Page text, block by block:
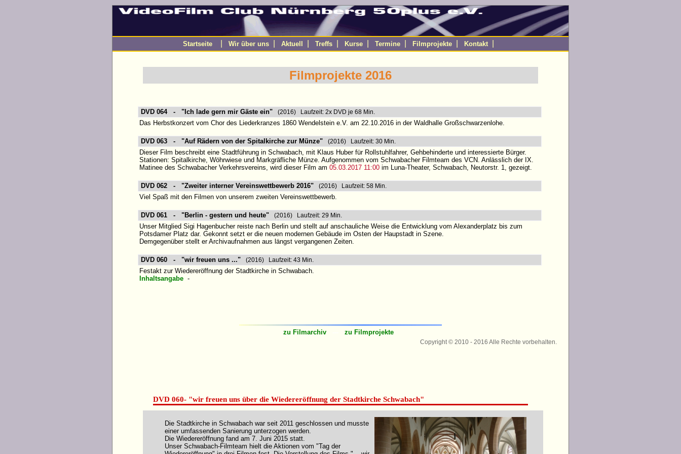
Startseite Wir über uns Aktuell Treffs Kurse Termine Filmprojekte Kontakt
Filmprojekte 2016
DVD 064 - "Ich lade gern mir Gäste ein" (2016) Laufzeit: 2x DVD je 68 Min.
Das Herbstkonzert vom Chor des Liederkranzes 1860 Wendelstein e.V. am 22.10.2016 in der Waldhalle Großschwarzenlohe.
DVD 063 - "Auf Rädern von der Spitalkirche zur Münze" (2016) Laufzeit: 30 Min.
Dieser Film beschreibt eine Stadtführung in Schwabach, mit Klaus Huber für Rollstuhlfahrer, Gehbehinderte und interessierte Bürger.
Stationen: Spitalkirche, Wöhrwiese und Markgräfliche Münze. Aufgenommen vom Schwabacher Filmteam des VCN. Anlässlich der IX.
Matinee des Schwabacher Verkehrsvereins, wird dieser Film am 05.03.2017 11:00 im Luna-Theater, Schwabach, Neutorstr. 1, gezeigt.
DVD 062 - "Zweiter interner Vereinswettbewerb 2016" (2016) Laufzeit: 58 Min.
Viel Spaß mit den Filmen von unserem zweiten Vereinswettbewerb.
DVD 061 - "Berlin - gestern und heute" (2016) Laufzeit: 29 Min.
Unser Mitglied Sigi Hagenbucher reiste nach Berlin und stellt auf anschauliche Weise die Entwicklung vom Alexanderplatz bis zum
Potsdamer Platz dar. Gekonnt setzt er die neuen modernen Gebäude im Osten der Haupstadt in Szene.
Demgegenüber stellt er Archivaufnahmen aus längst vergangenen Zeiten.
DVD 060 - "wir freuen uns ..." (2016) Laufzeit: 43 Min.
Festakt zur Wiedereröffnung der Stadtkirche in Schwabach.
Inhaltsangabe -
zu Filmarchiv zu Filmprojekte
Copyright © 2010 - 2016 Alle Rechte vorbehalten.
DVD 060- "wir freuen uns über die Wiedereröffnung der Stadtkirche Schwabach"
Die Stadtkirche in Schwabach war seit 2011 geschlossen und musste
einer umfassenden Sanierung unterzogen werden.
Die Wiedereröffnung fand am 7. Juni 2015 statt.
Unser Schwabach-Filmteam hielt die Aktionen vom "Tag der